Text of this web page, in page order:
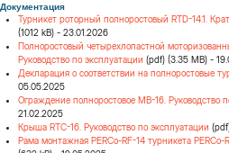
Документация
Турникет роторный полноростовый RTD-14.1.
(1012 kB) - 23.01.2026
Полноростовый четырехлопастной
Руководство по эксплуатации (pdf) (3.35 MB) -
Декларация о соответствии на полноростовые
05.05.2025
Ограждение полноростовое МВ-16. Руководство
21.02.2025
Крыша RTC-16. Руководство по эксплуатации
Рама монтажная PERCo-RF-14 турникета PERCo-